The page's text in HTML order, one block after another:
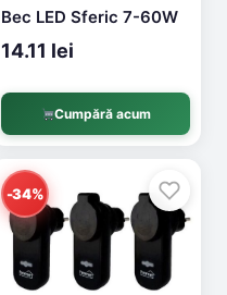
Bec LED Sferic 7-60W
14.11 lei
Cumpără acum
-34%